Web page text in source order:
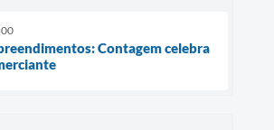
Contagem celebra